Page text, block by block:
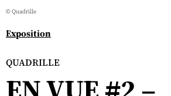
Exposition
QUADRILLE
© Quadrille